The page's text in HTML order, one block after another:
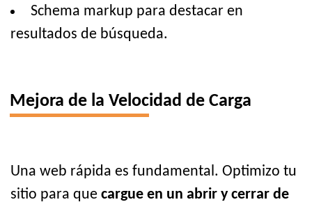
Schema markup para destacar en
resultados de búsqueda.
Mejora de la Velocidad de Carga
Una web rápida es fundamental. Optimizo tu
sitio para que cargue en un abrir y cerrar de